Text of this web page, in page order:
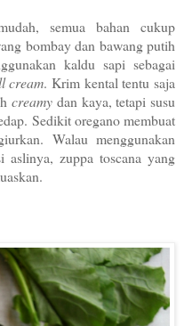
semua bahan cukup
bombay dan bawang putih
kaldu sapi sebagai
cream. Krim kental tentu saja
creamy dan kaya, tetapi susu
Sedikit oregano membuat
Walau menggunakan
aslinya, zuppa toscana yang